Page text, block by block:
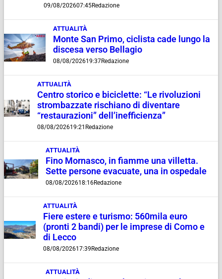
09/08/202607:45Redazione
ATTUALITÀ
Monte San Primo, ciclista cade lungo la
discesa verso Bellagio
08/08/202619:37Redazione
ATTUALITÀ
Centro storico e biciclette: “Le rivoluzioni
strombazzate rischiano di diventare
“restaurazioni” dell’inefficienza”
08/08/202619:21 Redazione
ATTUALITÀ
Fino Mornasco, in fiamme una villetta.
Sette persone evacuate, una in ospedale
08/08/202618:16Redazione
ATTUALITÀ
Fiere estere e turismo: 560mila euro
(pronti 2 bandi) per le imprese di Como e
di Lecco
08/08/202617:39 Redazione
ATTUALITÀ